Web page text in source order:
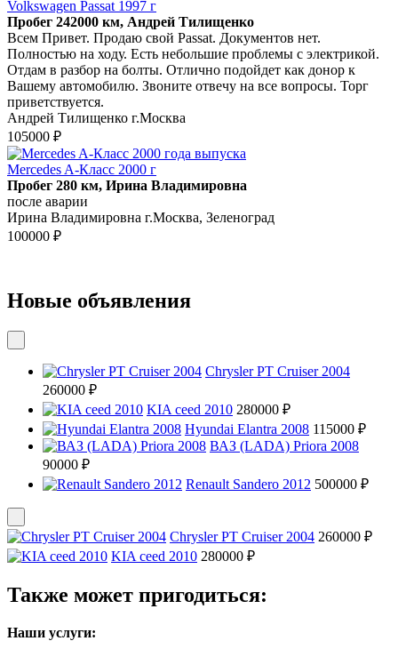
Volkswagen Passat 1997 г
Пробег 242000 км, Андрей Тилищенко
Всем Привет. Продаю свой Passat. Документов нет.
Полностью на ходу. Есть небольшие проблемы с электрикой.
Отдам в разбор на болты. Отлично подойдет как донор к
Вашему автомобилю. Звоните отвечу на все вопросы. Торг
приветствуется.
Андрей Тилищенко г.Москва
105000 ₽
Mercedes A-Класс 2000 г
Пробег 280 км, Ирина Владимировна
после аварии
Ирина Владимировна г.Москва, Зеленоград
100000 ₽
Новые объявления
Chrysler PT Cruiser 2004
260000 ₽
KIA ceed 2010 280000 ₽
Hyundai Elantra 2008 115000 ₽
ВАЗ (LADA) Priora 2008
90000 ₽
Renault Sandero 2012 500000 ₽
Chrysler PT Cruiser 2004 260000 ₽
KIA ceed 2010 280000 ₽
Также может пригодиться:
Наши услуги: